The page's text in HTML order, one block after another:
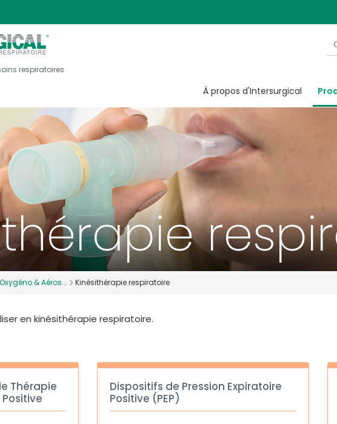
respiratoires
À propos d'Intersurgical
Oxygéno & Aéros... Kinésithérapie respiratoire
en kinésithérapie respiratoire.
Thérapie
Dispositifs de Pression Expiratoire
Positive (PEP)